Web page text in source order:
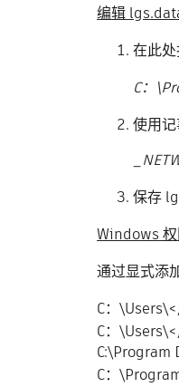
编辑
在此
C：
使用
保存
Windows
通过显式添
C：
C：
C:\Program
C：